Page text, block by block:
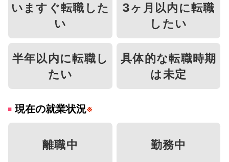
いますぐ転職した
い
3ヶ月以内に転職
したい
半年以内に転職し
たい
具体的な転職時期
は未定
現在の就業状況※
離職中 勤務中